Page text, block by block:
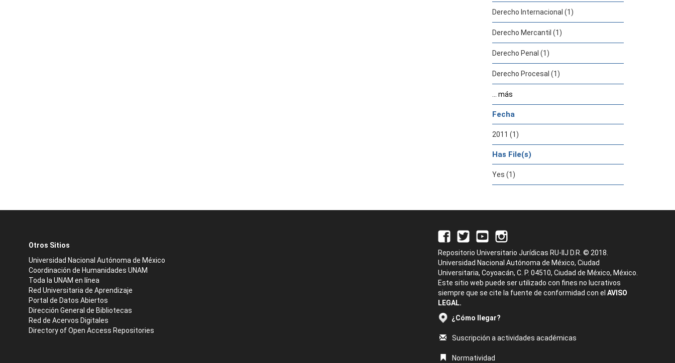
Derecho Internacional (1)
Derecho Mercantil (1)
Derecho Penal (1)
Derecho Procesal (1)
... más
Fecha
2011 (1)
Has File(s)
Yes (1)
Otros Sitios
Universidad Nacional Autónoma de México
Coordinación de Humanidades UNAM
Toda la UNAM en línea
Red Universitaria de Aprendizaje
Portal de Datos Abiertos
Dirección General de Bibliotecas
Red de Acervos Digitales
Directory of Open Access Repositories
Repositorio Universitario Jurídicas RU-IIJ D.R. © 2018.
Universidad Nacional Autónoma de México, Ciudad
Universitaria, Coyoacán, C. P. 04510, Ciudad de México, México.
Este sitio web puede ser utilizado con fines no lucrativos
siempre que se cite la fuente de conformidad con el AVISO
LEGAL.
¿Cómo llegar?
Suscripción a actividades académicas
Normatividad